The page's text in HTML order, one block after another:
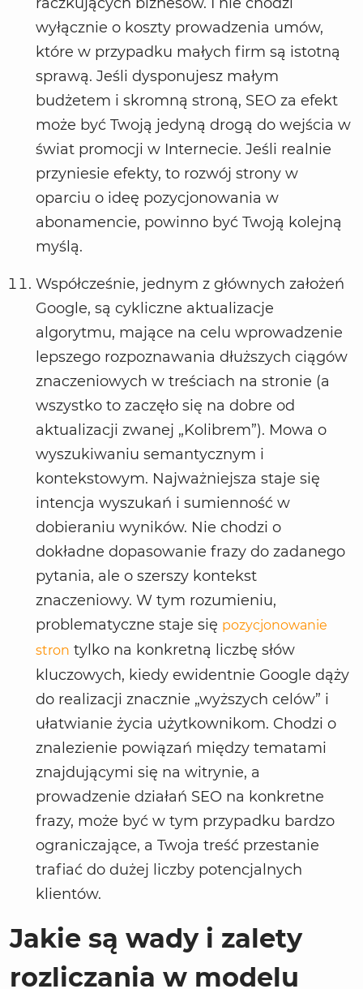
wyłącznie o koszty prowadzenia umów,
które w przypadku małych firm są istotną
sprawą. Jeśli dysponujesz małym
budżetem i skromną stroną, SEO za efekt
może być Twoją jedyną drogą do wejścia w
świat promocji w Internecie. Jeśli realnie
przyniesie efekty, to rozwój strony w
oparciu o ideę pozycjonowania w
abonamencie, powinno być Twoją kolejną
myślą.
Współcześnie, jednym z głównych założeń
Google, są cykliczne aktualizacje
algorytmu, mające na celu wprowadzenie
lepszego rozpoznawania dłuższych ciągów
znaczeniowych w treściach na stronie (a
wszystko to zaczęło się na dobre od
aktualizacji zwanej „Kolibrem”). Mowa o
wyszukiwaniu semantycznym i
kontekstowym. Najważniejsza staje się
intencja wyszukań i sumienność w
dobieraniu wyników. Nie chodzi o
dokładne dopasowanie frazy do zadanego
pytania, ale o szerszy kontekst
znaczeniowy. W tym rozumieniu,
problematyczne staje się pozycjonowanie
stron tylko na konkretną liczbę słów
kluczowych, kiedy ewidentnie Google dąży
do realizacji znacznie „wyższych celów” i
ułatwianie życia użytkownikom. Chodzi o
znalezienie powiązań między tematami
znajdującymi się na witrynie, a
prowadzenie działań SEO na konkretne
frazy, może być w tym przypadku bardzo
ograniczające, a Twoja treść przestanie
trafiać do dużej liczby potencjalnych
klientów.
Jakie są wady i zalety
rozliczania w modelu